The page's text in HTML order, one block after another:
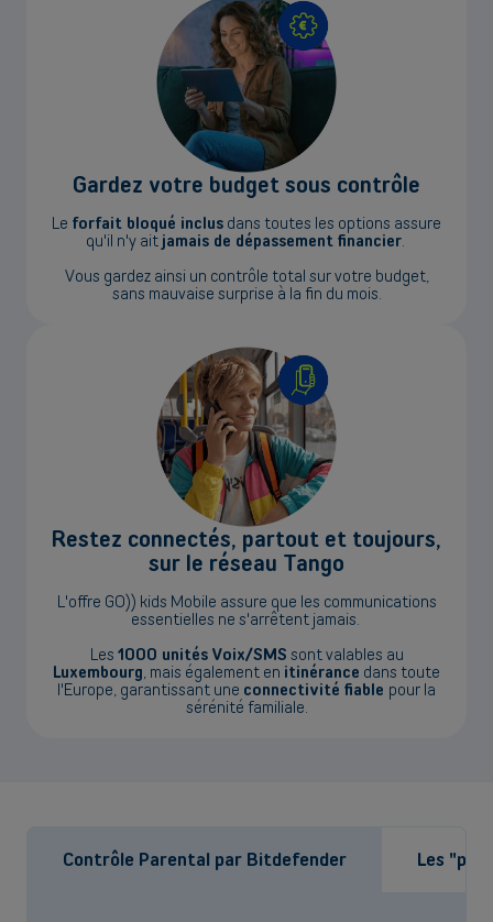
Back
Gardez votre budget sous contrôle
Le forfait bloqué inclus dans toutes les options assure
qu'il n'y ait jamais de dépassement financier.
Vous gardez ainsi un contrôle total sur votre budget,
sans mauvaise surprise à la fin du mois.
Restez connectés, partout et toujours,
sur le réseau Tango
L'offre GO)) kids Mobile assure que les communications
essentielles ne s'arrêtent jamais.
Les 1000 unités Voix/SMS sont valables au
Luxembourg, mais également en itinérance dans toute
l'Europe, garantissant une connectivité fiable pour la
sérénité familiale.
Contrôle Parental par Bitdefender Les